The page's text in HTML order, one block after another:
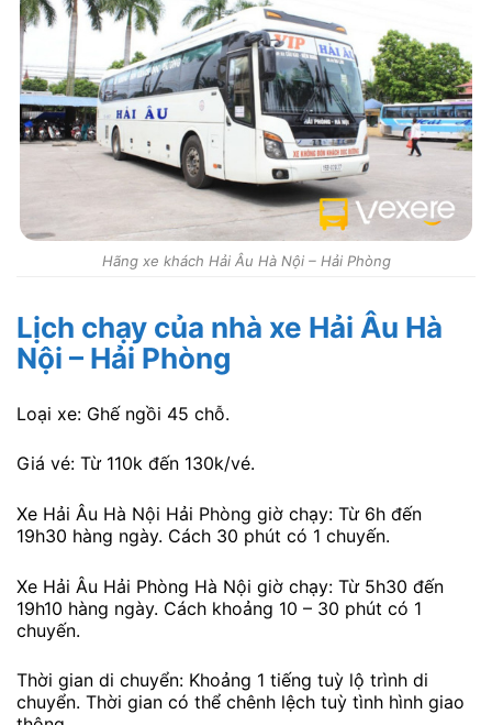
Hãng xe khách Hải Âu Hà Nội – Hải Phòng
Lịch chạy của nhà xe Hải Âu Hà
Nội – Hải Phòng
Loại xe: Ghế ngồi 45 chỗ.
Giá vé: Từ 110k đến 130k/vé.
Xe Hải Âu Hà Nội Hải Phòng giờ chạy: Từ 6h đến
19h30 hàng ngày. Cách 30 phút có 1 chuyến.
Xe Hải Âu Hải Phòng Hà Nội giờ chạy: Từ 5h30 đến
19h10 hàng ngày. Cách khoảng 10 – 30 phút có 1
chuyến.
Thời gian di chuyển: Khoảng 1 tiếng tuỳ lộ trình di
chuyển. Thời gian có thể chênh lệch tuỳ tình hình giao